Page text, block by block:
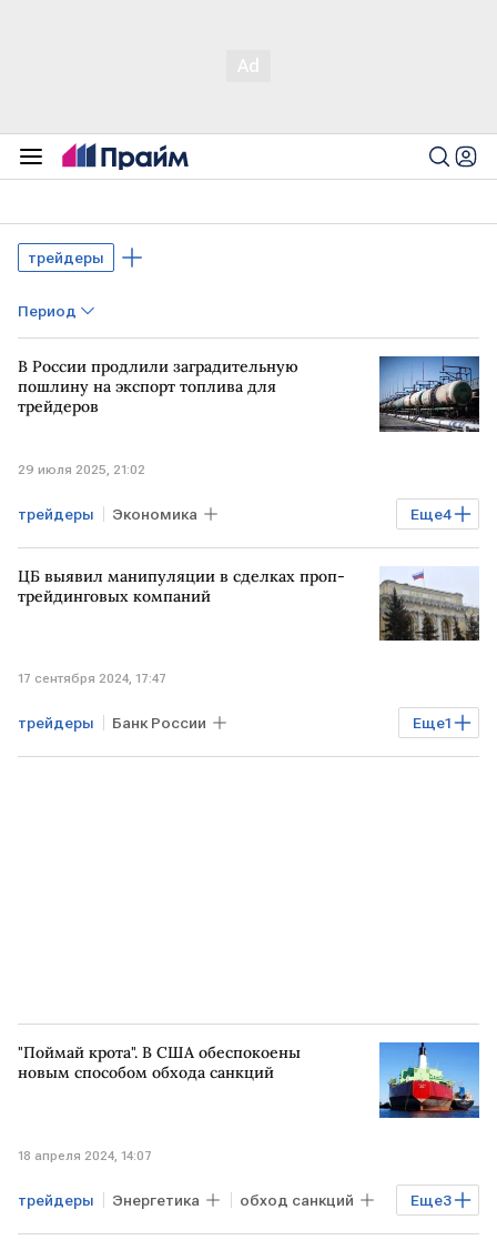
трейдеры
Период
В России продлили заградительную
пошлину на экспорт топлива для
трейдеров
29 июля 2025, 21:02
Еще4
трейдеры Экономика
Правительство РФ
заградительная пошлина
ЦБ выявил манипуляции в сделках проп-
трейдинговых компаний
17 сентября 2024, 17:47
Еще1
трейдеры Банк России
биржевые торги манипуляции
"Поймай крота". В США обеспокоены
новым способом обхода санкций
18 апреля 2024, 14:07
Еще3
трейдеры Энергетика обход санкций
Нефть топливо ИНДИЯ